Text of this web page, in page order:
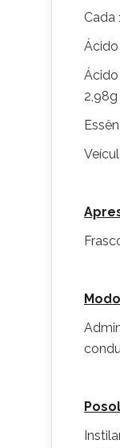
Cada
Ácido
Ácido
2,98g